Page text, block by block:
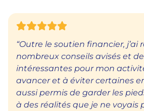
“Outre le soutien financier, j’ai
nombreux conseils avisés et
intéressantes pour mon
avancer et à éviter certaines
aussi permis de garder les
à des réalités que je ne voyais